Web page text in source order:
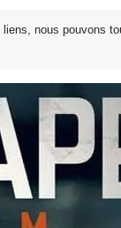
nous pouvons